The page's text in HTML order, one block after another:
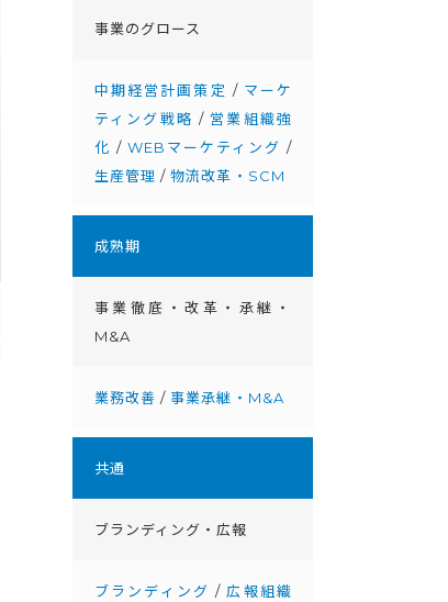
事業のグロース
中期経営計画策定 / マーケ
ティング戦略 / 営業組織強
化 / WEBマーケティング /
生産管理 /物流改革・SCM
成熟期
事業徹底・改⾰・承継・
M&A
業務改善 /事業承継・M&A
共通
ブランディング・広報
ブランディング /広報組織